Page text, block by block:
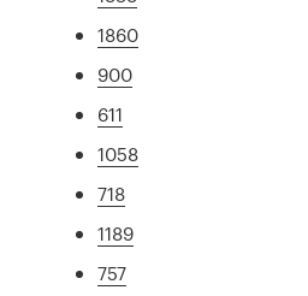
1860
900
611
1058
718
1189
757